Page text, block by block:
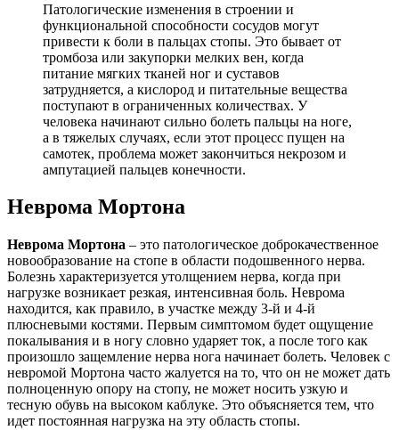
Патологические изменения в строении и
функциональной способности сосудов могут
привести к боли в пальцах стопы. Это бывает от
тромбоза или закупорки мелких вен, когда
питание мягких тканей ног и суставов
затрудняется, а кислород и питательные вещества
поступают в ограниченных количествах. У
человека начинают сильно болеть пальцы на ноге,
а в тяжелых случаях, если этот процесс пущен на
самотек, проблема может закончиться некрозом и
ампутацией пальцев конечности.
Неврома Мортона
Неврома Мортона – это патологическое доброкачественное
новообразование на стопе в области подошвенного нерва.
Болезнь характеризуется утолщением нерва, когда при
нагрузке возникает резкая, интенсивная боль. Неврома
находится, как правило, в участке между 3-й и 4-й
плюсневыми костями. Первым симптомом будет ощущение
покалывания и в ногу словно ударяет ток, а после того как
произошло защемление нерва нога начинает болеть. Человек с
невромой Мортона часто жалуется на то, что он не может дать
полноценную опору на стопу, не может носить узкую и
тесную обувь на высоком каблуке. Это объясняется тем, что
идет постоянная нагрузка на эту область стопы.